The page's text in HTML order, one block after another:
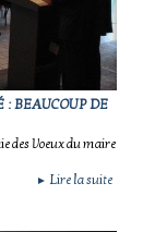
: BEAUCOUP DE
des Voeux du maire
► Lire la suite